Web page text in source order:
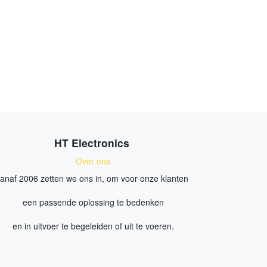
HT Electronics
Over ons
2006 zetten we ons in, om voor onze klanten
een passende oplossing te bedenken
en in uitvoer te begeleiden of uit te voeren.